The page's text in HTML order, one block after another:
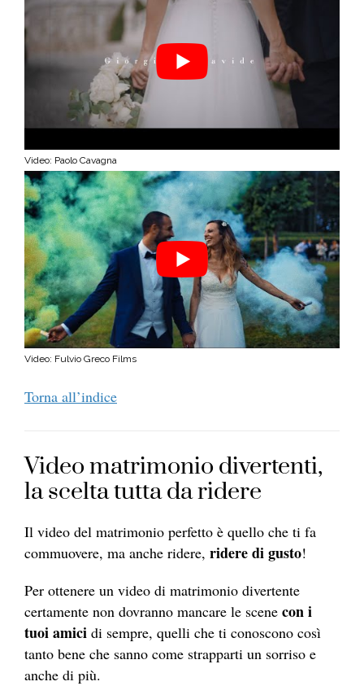
Video: Paolo Cavagna
Video: Fulvio Greco Films
Torna all’indice
Video matrimonio divertenti,
la scelta tutta da ridere
Il video del matrimonio perfetto è quello che ti fa
commuovere, ma anche ridere, ridere di gusto!
Per ottenere un video di matrimonio divertente
certamente non dovranno mancare le scene con i
tuoi amici di sempre, quelli che ti conoscono così
tanto bene che sanno come strapparti un sorriso e
anche di più.